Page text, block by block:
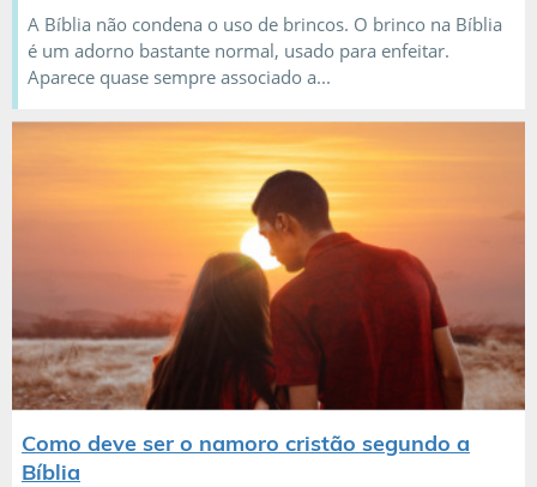
A Bíblia não condena o uso de brincos. O brinco na Bíblia
é um adorno bastante normal, usado para enfeitar.
Aparece quase sempre associado a...
Como deve ser o namoro cristão segundo a
Bíblia